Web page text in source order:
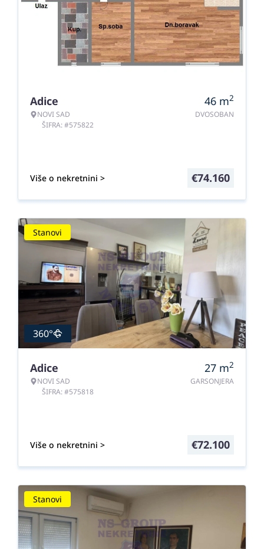
Adice
NOVI SAD
ŠIFRA: #575822
46 m2
DVOSOBAN
Više o nekretnini > €74.160
Stanovi
360°
Adice
NOVI SAD
ŠIFRA: #575818
27 m2
GARSONJERA
Više o nekretnini > €72.100
Stanovi